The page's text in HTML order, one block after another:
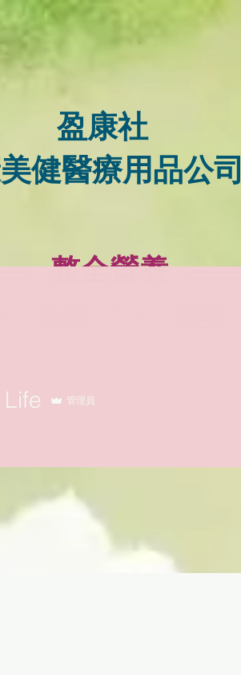
盈康社
健醫療用品公司
整全營養
管理員